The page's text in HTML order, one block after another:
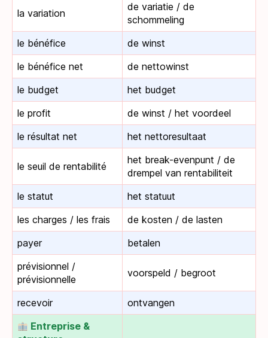
la variation
de variatie / de
schommeling
le bénéfice
de winst
le bénéfice net
de nettowinst
le budget
het budget
le profit
de winst / het voordeel
le résultat net
het nettoresultaat
le seuil de rentabilité
het break-evenpunt / de
drempel van rentabiliteit
le statut
het statuut
les charges / les frais
de kosten / de lasten
payer
betalen
prévisionnel /
prévisionnelle
voorspeld / begroot
recevoir
ontvangen
Entreprise &